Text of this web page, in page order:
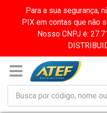
Para a sua segurança,
PIX em contas que não
Nosso CNPJ é: